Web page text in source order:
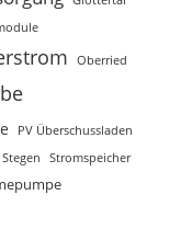
Oberried
PV Überschussladen
Stegen
Stromspeicher